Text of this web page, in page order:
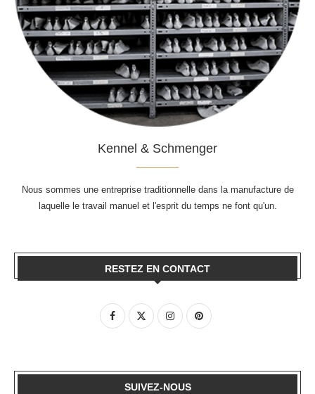
Kennel & Schmenger
Nous sommes une entreprise traditionnelle dans la manufacture de
laquelle le travail manuel et l'esprit du temps ne font qu'un.
RESTEZ EN CONTACT
SUIVEZ-NOUS